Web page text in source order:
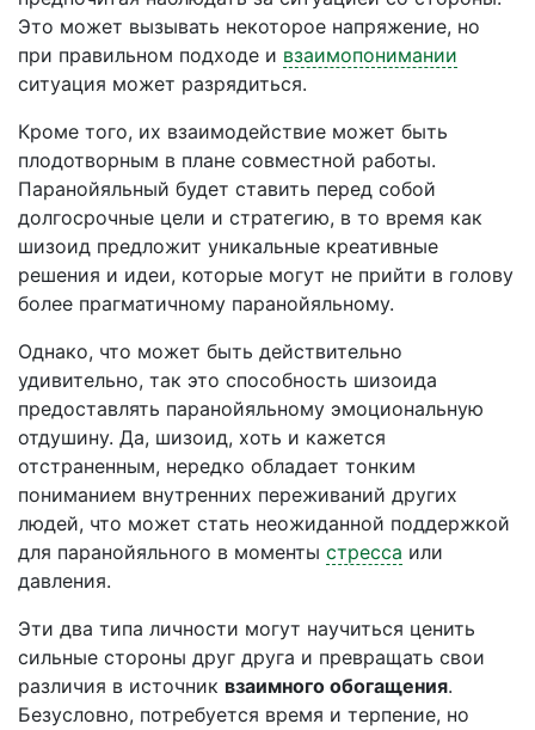
Это может вызывать некоторое напряжение, но
при правильном подходе и взаимопонимании
ситуация может разрядиться.
Кроме того, их взаимодействие может быть
плодотворным в плане совместной работы.
Паранойяльный будет ставить перед собой
долгосрочные цели и стратегию, в то время как
шизоид предложит уникальные креативные
решения и идеи, которые могут не прийти в голову
более прагматичному паранойяльному.
Однако, что может быть действительно
удивительно, так это способность шизоида
предоставлять паранойяльному эмоциональную
отдушину. Да, шизоид, хоть и кажется
отстраненным, нередко обладает тонким
пониманием внутренних переживаний других
людей, что может стать неожиданной поддержкой
для паранойяльного в моменты стресса или
давления.
Эти два типа личности могут научиться ценить
сильные стороны друг друга и превращать свои
различия в источник взаимного обогащения.
Безусловно, потребуется время и терпение, но